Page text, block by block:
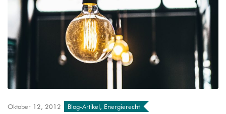
Oktober 12, 2012 Blog-Artikel, Energierecht